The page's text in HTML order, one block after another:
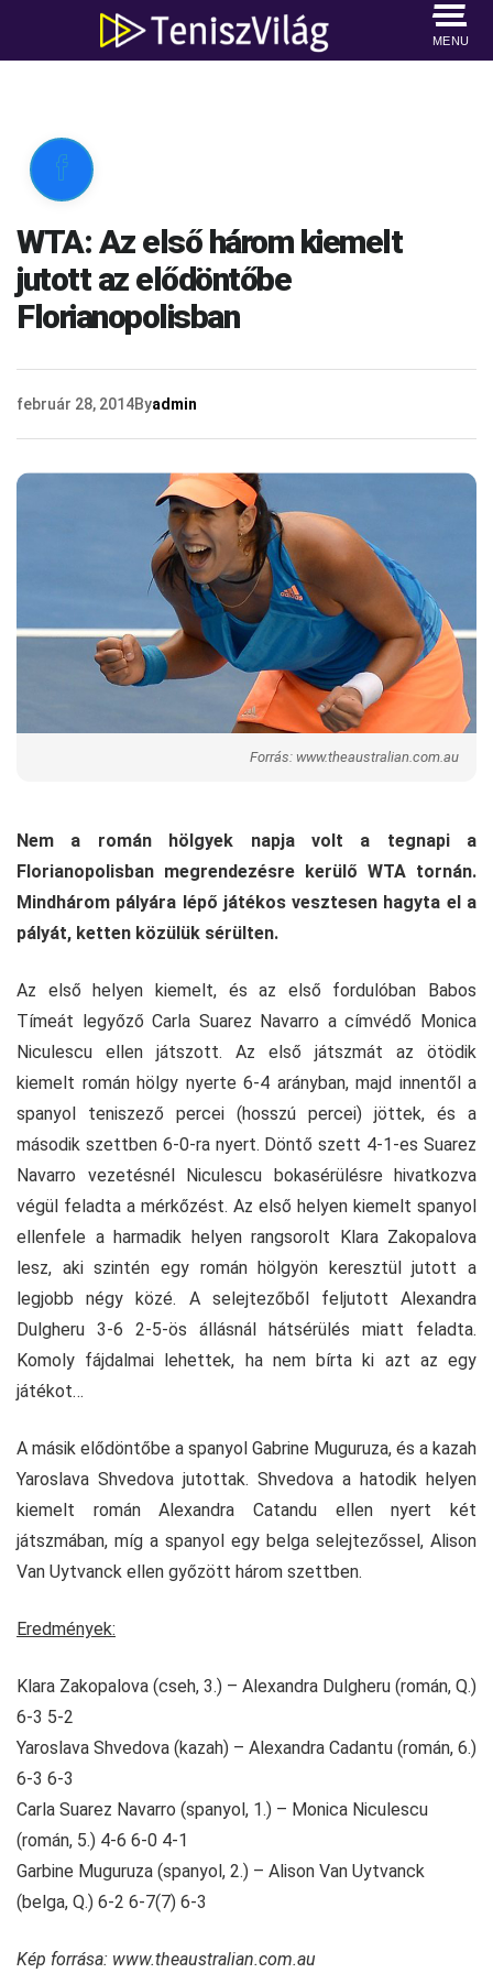
MENU

WTA: Az első három kiemelt
jutott az elődöntőbe
Florianopolisban
február 28, 2014Byadmin
Forrás: www.theaustralian.com.au
Nem a román hölgyek napja volt a tegnapi a
Florianopolisban megrendezésre kerülő WTA tornán.
Mindhárom pályára lépő játékos vesztesen hagyta el a
pályát, ketten közülük sérülten.
Az első helyen kiemelt, és az első fordulóban Babos
Tímeát legyőző Carla Suarez Navarro a címvédő Monica
Niculescu ellen játszott. Az első játszmát az ötödik
kiemelt román hölgy nyerte 6-4 arányban, majd innentől a
spanyol teniszező percei (hosszú percei) jöttek, és a
második szettben 6-0-ra nyert. Döntő szett 4-1-es Suarez
Navarro vezetésnél Niculescu bokasérülésre hivatkozva
végül feladta a mérkőzést. Az első helyen kiemelt spanyol
ellenfele a harmadik helyen rangsorolt Klara Zakopalova
lesz, aki szintén egy román hölgyön keresztül jutott a
legjobb négy közé. A selejtezőből feljutott Alexandra
Dulgheru 3-6 2-5-ös állásnál hátsérülés miatt feladta.
Komoly fájdalmai lehettek, ha nem bírta ki azt az egy
játékot…
A másik elődöntőbe a spanyol Gabrine Muguruza, és a kazah
Yaroslava Shvedova jutottak. Shvedova a hatodik helyen
kiemelt román Alexandra Catandu ellen nyert két
játszmában, míg a spanyol egy belga selejtezőssel, Alison
Van Uytvanck ellen győzött három szettben.
Eredmények:
Klara Zakopalova (cseh, 3.) – Alexandra Dulgheru (román, Q.)
6-3 5-2
Yaroslava Shvedova (kazah) – Alexandra Cadantu (román, 6.)
6-3 6-3
Carla Suarez Navarro (spanyol, 1.) – Monica Niculescu
(román, 5.) 4-6 6-0 4-1
Garbine Muguruza (spanyol, 2.) – Alison Van Uytvanck
(belga, Q.) 6-2 6-7(7) 6-3
Kép forrása: www.theaustralian.com.au